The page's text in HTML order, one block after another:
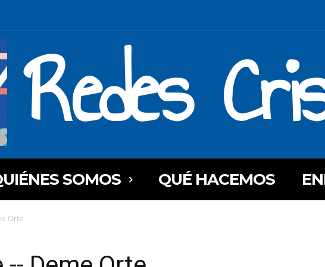
Redes
SOMOS QUÉ HACEMOS
Orte